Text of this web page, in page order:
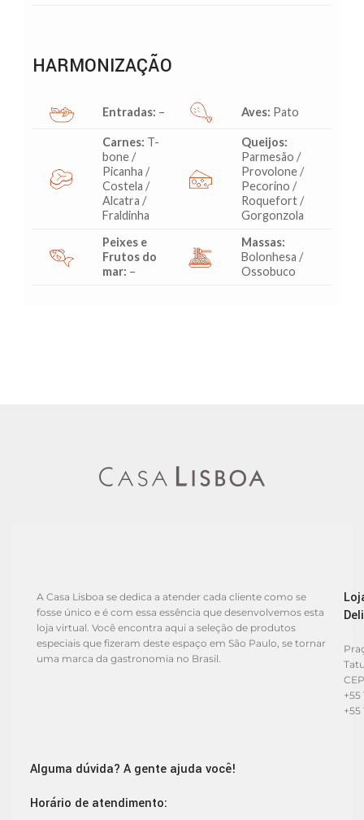
HARMONIZAÇÃO
Entradas: – Aves: Pato
Carnes: T-
bone /
Picanha /
Costela /
Alcatra /
Fraldinha
Queijos:
Parmesão /
Provolone /
Pecorino /
Roquefort /
Gorgonzola
Peixes e
Frutos do
mar: –
Massas:
Bolonhesa /
Ossobuco
A Casa Lisboa se dedica a atender cada cliente como se
fosse único e é com essa essência que desenvolvemos esta
loja virtual. Você encontra aqui a seleção de produtos
especiais que fizeram deste espaço em São Paulo, se tornar
uma marca da gastronomia no Brasil.
+55
+55
Alguma dúvida? A gente ajuda você!
Horário de atendimento: